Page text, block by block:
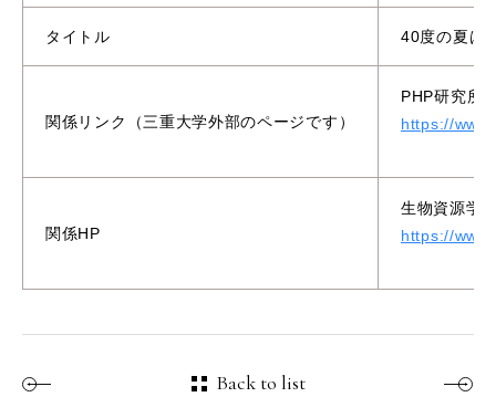
タイトル 40度の夏は
関係リンク（三重大学外部のページです）
PHP研究所
https://
関係HP
生物資源学
https://
Back to list